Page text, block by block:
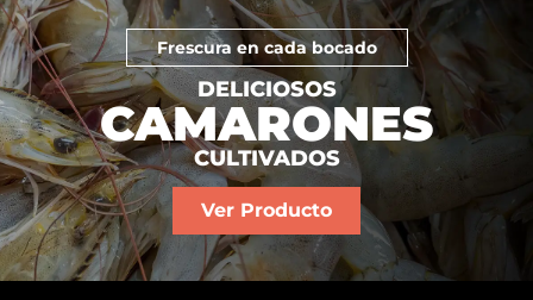
Frescura en cada bocado
DELICIOSOS
CAMARONES
CULTIVADOS
Ver Producto